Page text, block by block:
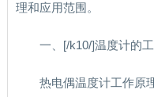
理和应用范围。
一、[/k10/]温度计的
热电偶温度计工作原